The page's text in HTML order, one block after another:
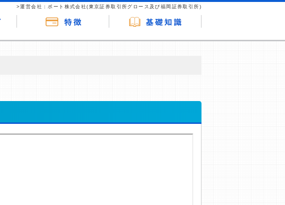
>運営会社：ポート株式会社(東京証券取引所グロース及び福岡証券取引所)